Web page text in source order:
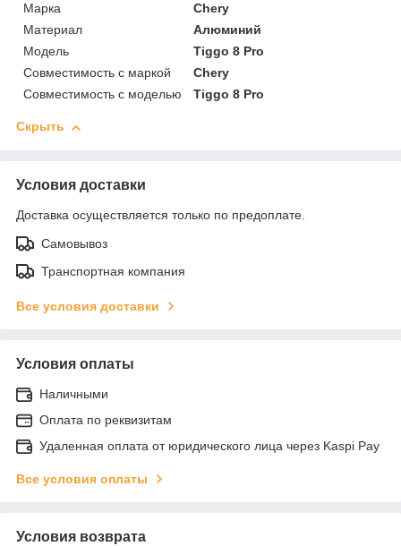
Марка
Chery
Материал
Алюминий
Модель
Tiggo 8 Pro
Совместимость с маркой
Chery
Совместимость с моделью
Tiggo 8 Pro
Скрыть
Условия доставки
Доставка осуществляется только по предоплате.
Самовывоз
Транспортная компания
Все условия доставки
Условия оплаты
Наличными
Оплата по реквизитам
Удаленная оплата от юридического лица через Kaspi Pay
Все условия оплаты
Условия возврата